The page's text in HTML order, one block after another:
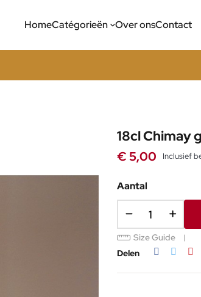
HomeCatégorieën Over onsContact
18cl Chimay
€ 5,00 Inclusief
Aantal
Size Guide
Delen
Delen Tweet